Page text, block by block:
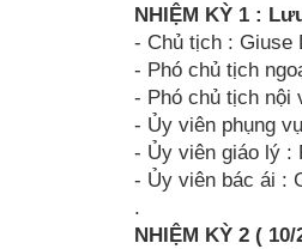
NHIỆM KỲ 1 :
- Chủ tịch :
- Phó chủ tịch
- Phó chủ tịch nội
- Ủy viên phụng
- Ủy viên giáo lý :
- Ủy viên bác ái :
.
NHIỆM KỲ 2 ( 10/